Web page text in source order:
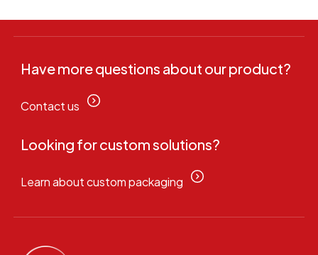
Have more questions about our product?
Contact us
Looking for custom solutions?
Learn about custom packaging